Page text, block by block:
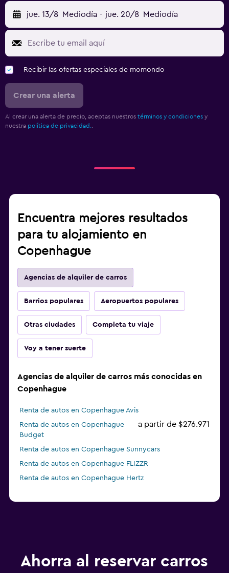
jue. 13/8 Mediodía - jue. 20/8 Mediodía
Recibir las ofertas especiales de momondo
Crear una alerta
Al crear una alerta de precio, aceptas nuestros términos y condiciones y
nuestra política de privacidad.
Encuentra mejores resultados
para tu alojamiento en
Copenhague
Agencias de alquiler de carros
Barrios populares Aeropuertos populares
Otras ciudades Completa tu viaje
Voy a tener suerte
Agencias de alquiler de carros más conocidas en
Copenhague
Renta de autos en Copenhague Avis
Renta de autos en Copenhague
Budget
a partir de $276.971
Renta de autos en Copenhague Sunnycars
Renta de autos en Copenhague FLIZZR
Renta de autos en Copenhague Hertz
Ahorra al reservar carros